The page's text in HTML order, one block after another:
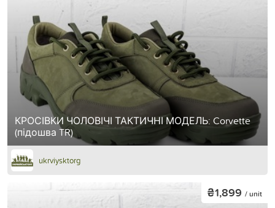
КРОСІВКИ ЧОЛОВІЧІ ТАКТИЧНІ МОДЕЛЬ: Corvette
(підошва TR)
ukrviysktorg
₴1,899 / unit